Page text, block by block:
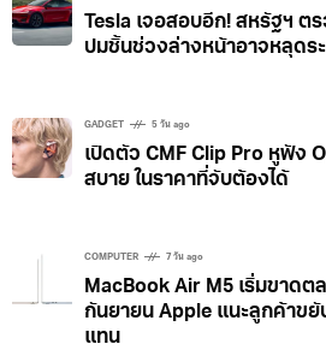
Tesla เจอสอบอีก! สหรัฐฯ ต
ปมชิ้นช่วงล่างหน้าอาจหลุดร
GADGET 5 วัน ago
เปิดตัว CMF Clip Pro หูฟัง
สบาย ในราคาที่จับต้องได้
COMPUTER 7 วัน ago
MacBook Air M5 เริ่มขาด
กันยายน Apple แนะลูกค้าขยั
แทน